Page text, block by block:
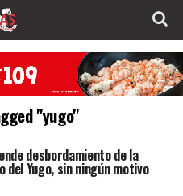
"yugo"
desbordamiento de la
del Yugo, sin ningún motivo